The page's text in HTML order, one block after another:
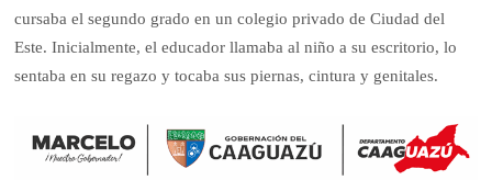
cursaba el segundo grado en un colegio privado de Ciudad del
Este. Inicialmente, el educador llamaba al niño a su escritorio, lo
sentaba en su regazo y tocaba sus piernas, cintura y genitales.